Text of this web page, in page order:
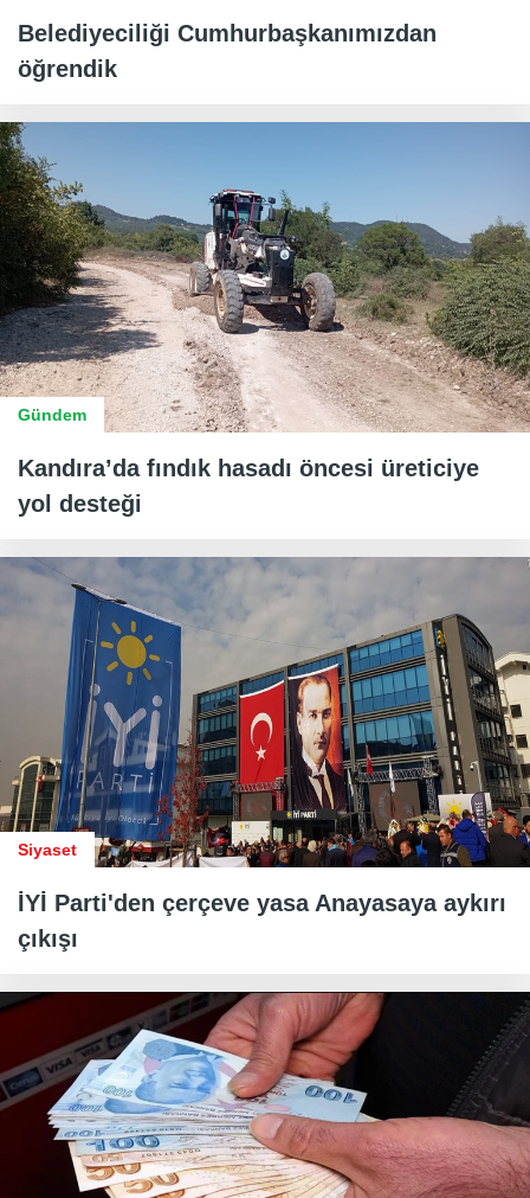
Belediyeciliği Cumhurbaşkanımızdan
öğrendik
Gündem
Kandıra’da fındık hasadı öncesi üreticiye
yol desteği
Siyaset
İYİ Parti'den çerçeve yasa Anayasaya aykırı
çıkışı